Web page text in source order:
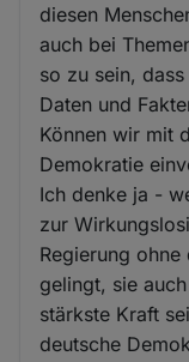
diesen
auch bei
so zu sein,
Daten und
Können wir mit
Demokratie
Ich denke ja -
zur
Regierung
gelingt, sie
stärkste Kraft
deutsche